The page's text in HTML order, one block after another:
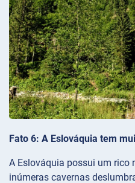
Fato 6: A Eslováquia tem
A Eslováquia possui um rico
inúmeras cavernas